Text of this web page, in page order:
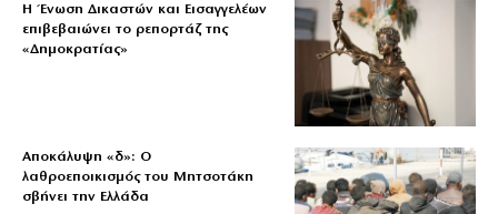
Η Ένωση Δικαστών και Εισαγγελέων
επιβεβαιώνει το ρεπορτάζ της
«Δημοκρατίας»
Αποκάλυψη «δ»: Ο
λαθροεποικισμός του Μητσοτάκη
σβήνει την Ελλάδα